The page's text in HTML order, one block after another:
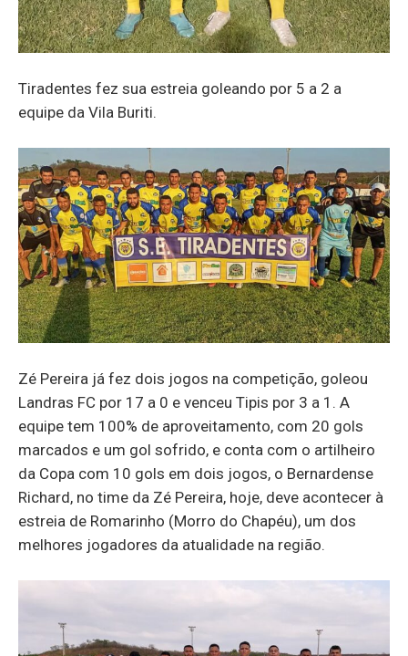
Tiradentes fez sua estreia goleando por 5 a 2 a
equipe da Vila Buriti.
Zé Pereira já fez dois jogos na competição, goleou
Landras FC por 17 a 0 e venceu Tipis por 3 a 1. A
equipe tem 100% de aproveitamento, com 20 gols
marcados e um gol sofrido, e conta com o artilheiro
da Copa com 10 gols em dois jogos, o Bernardense
Richard, no time da Zé Pereira, hoje, deve acontecer à
estreia de Romarinho (Morro do Chapéu), um dos
melhores jogadores da atualidade na região.